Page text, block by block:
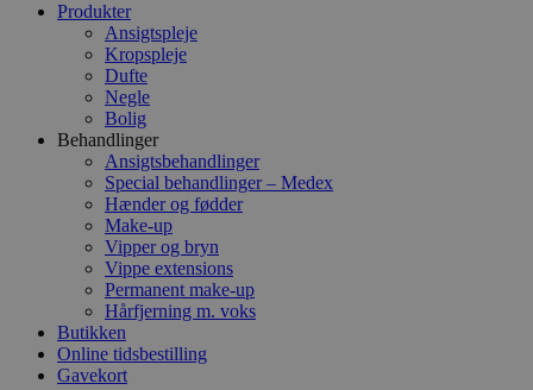
Produkter
Ansigtspleje
Kropspleje
Dufte
Negle
Bolig
Behandlinger
Ansigtsbehandlinger
Special behandlinger – Medex
Hænder og fødder
Make-up
Vipper og bryn
Vippe extensions
Permanent make-up
Hårfjerning m. voks
Butikken
Online tidsbestilling
Gavekort